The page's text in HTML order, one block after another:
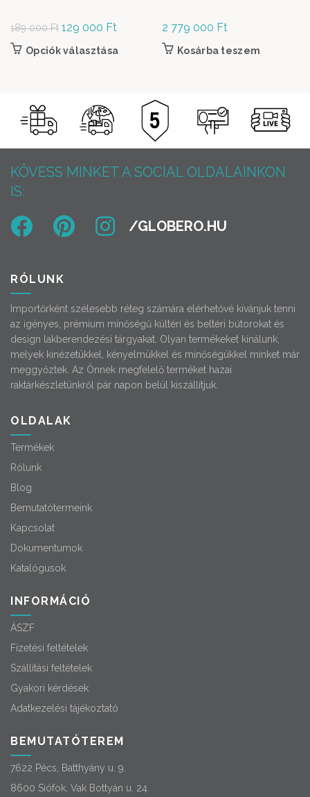
189 000Ft Original
price was:
129 000 Ft
Opciók választása Ennek a terméknek több variációja van. A
2 779 000 Ft
Kosárba teszem
KÖVESS MINKET A SOCIAL OLDALAINKON
IS:
RÓLUNK
Importőrként szélesebb réteg számára elérhetővé kívánjuk tenni
az igényes, prémium minőségű kültéri és beltéri bútorokat és
design lakberendezési tárgyakat. Olyan termékeket kínálunk,
melyek kinézetükkel, kényelmükkel és minőségükkel minket már
meggyőztek. Az Önnek megfelelő terméket hazai
raktárkészletünkről pár napon belül kiszállítjuk.
OLDALAK
Termékek
Rólunk
Blog
Bemutatótermeink
Kapcsolat
Dokumentumok
Katalógusok
INFORMÁCIÓ
ÁSZF
Fizetési feltételek
Szállítási feltételek
Gyakori kérdések
Adatkezelési tájékoztató
BEMUTATÓTEREM
7622 Pécs, Batthyány u. 9.
8600 Siófok, Vak Bottyán u. 24.